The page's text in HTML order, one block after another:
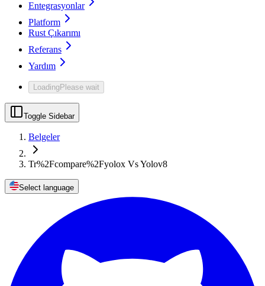
Entegrasyonlar
Platform
Rust Çıkarımı
Referans
Yardım
LoadingPlease wait
Toggle Sidebar
Belgeler
Tr%2Fcompare%2Fyolox Vs Yolov8
Select language